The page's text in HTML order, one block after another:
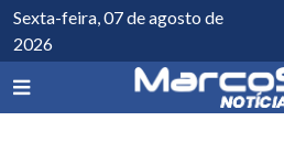
Sexta-feira, 07 de agosto de
2026